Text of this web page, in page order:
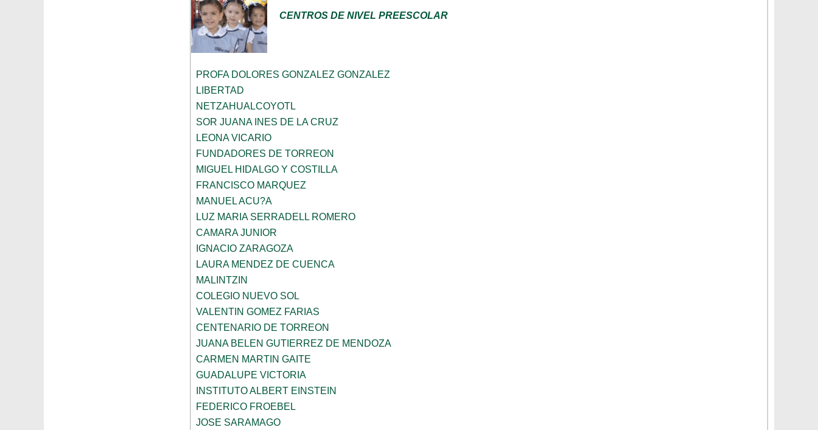
CENTROS DE NIVEL PREESCOLAR
PROFA DOLORES GONZALEZ GONZALEZ
LIBERTAD
NETZAHUALCOYOTL
SOR JUANA INES DE LA CRUZ
LEONA VICARIO
FUNDADORES DE TORREON
MIGUEL HIDALGO Y COSTILLA
FRANCISCO MARQUEZ
MANUEL ACU?A
LUZ MARIA SERRADELL ROMERO
CAMARA JUNIOR
IGNACIO ZARAGOZA
LAURA MENDEZ DE CUENCA
MALINTZIN
COLEGIO NUEVO SOL
VALENTIN GOMEZ FARIAS
CENTENARIO DE TORREON
JUANA BELEN GUTIERREZ DE MENDOZA
CARMEN MARTIN GAITE
GUADALUPE VICTORIA
INSTITUTO ALBERT EINSTEIN
FEDERICO FROEBEL
JOSE SARAMAGO